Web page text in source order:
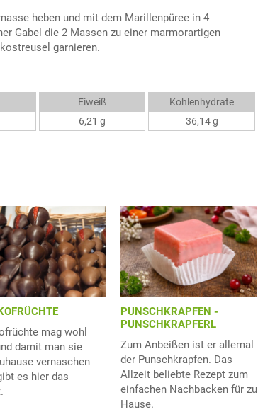
heben und mit dem Marillenpüree in 4
Gabel die 2 Massen zu einer marmorartigen
garnieren.
Eiweiß
6,21 g
Kohlenhydrate
36,14 g
mag wohl
damit man sie
vernaschen
es hier das
PUNSCHKRAPFEN -
PUNSCHKRAPFERL
Zum Anbeißen ist er allemal
der Punschkrapfen. Das
Allzeit beliebte Rezept zum
einfachen Nachbacken für zu
Hause.